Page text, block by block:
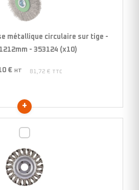
sur
tige
1212mm
(x10)
métallique circulaire sur tige -
- 353124 (x10)
€ HT 81,72 € TTC
pour
meuleuse
-